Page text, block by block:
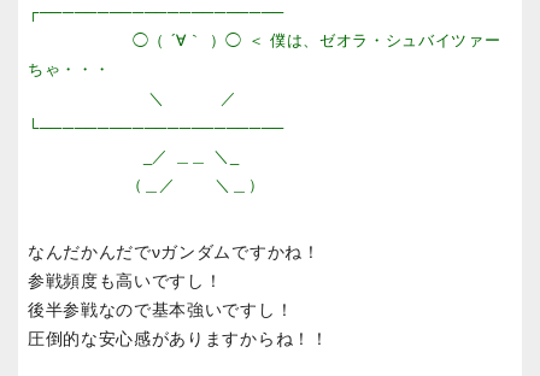
┌─────────────────────
◯（ ´∀｀ ）◯ ＜ 僕は、ゼオラ・シュバイツァー
ちゃ・・・
＼ ／
└─────────────────────
_／ ＿＿ ＼_
（＿／ ＼＿）
なんだかんだでνガンダムですかね！
参戦頻度も高いですし！
後半参戦なので基本強いですし！
圧倒的な安心感がありますからね！！